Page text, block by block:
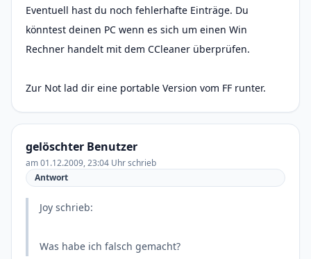
Eventuell hast du noch fehlerhafte Einträge. Du
könntest deinen PC wenn es sich um einen Win
Rechner handelt mit dem CCleaner überprüfen.
Zur Not lad dir eine portable Version vom FF runter.
gelöschter Benutzer
am 01.12.2009, 23:04 Uhr schrieb
Antwort
Joy schrieb:
Was habe ich falsch gemacht?